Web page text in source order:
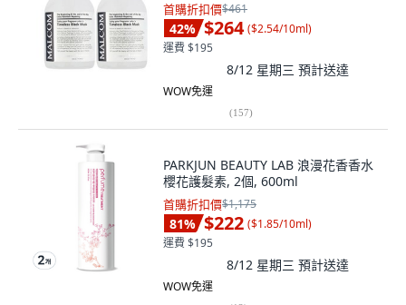
首購折扣價$461
42% $264 ($2.54/10ml)
運費 $195
8/12 星期三 預計送達
WOW免運
(157)
PARKJUN BEAUTY LAB 浪漫花香香水
櫻花護髮素, 2個, 600ml
首購折扣價$1,175
81% $222 ($1.85/10ml)
運費 $195
8/12 星期三 預計送達
WOW免運